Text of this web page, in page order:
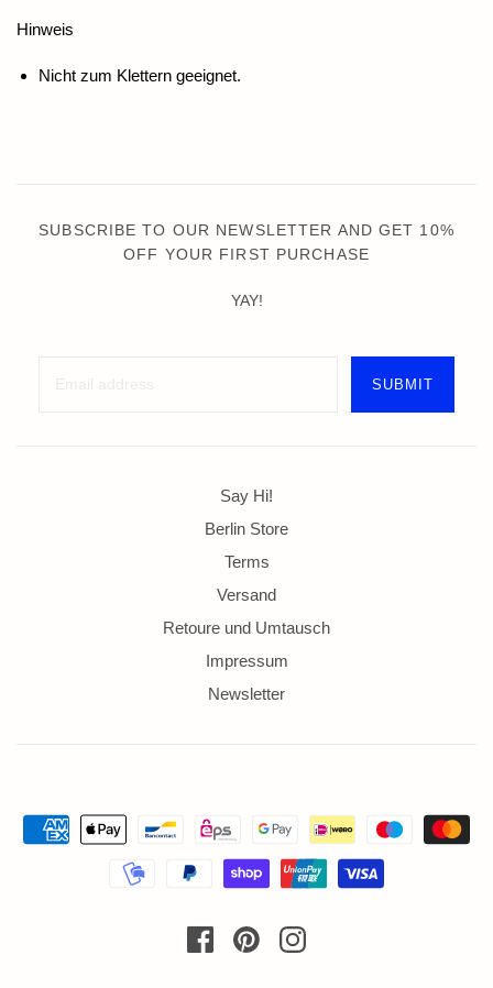
Hinweis
Nicht zum Klettern geeignet.
SUBSCRIBE TO OUR NEWSLETTER AND GET 10%
OFF YOUR FIRST PURCHASE
YAY!
Say Hi!
Berlin Store
Terms
Versand
Retoure und Umtausch
Impressum
Newsletter